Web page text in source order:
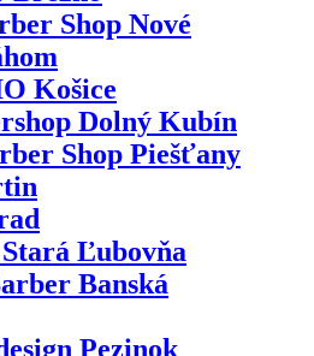
Shop Nové
Košice
Dolný Kubín
Shop Piešťany
Ľubovňa
Banská
Pezinok